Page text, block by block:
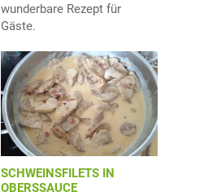
wunderbare Rezept für
Gäste.
SCHWEINSFILETS IN
OBERSSAUCE